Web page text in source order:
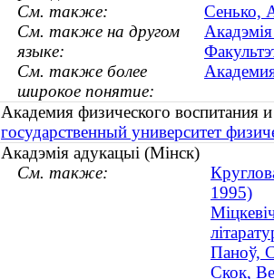
См. также:
Сенько,
См. также на другом
языке:
См. также более
широкое понятие:
Академия физического
государственный университет
Акадэмія адукацыі (Мінск)
См. также:
1995)
Паноў,
Скок,